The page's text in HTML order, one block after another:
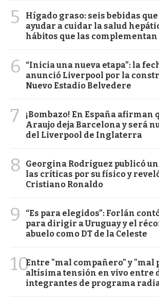
5
Hígado graso: seis bebidas
ayudar a cuidar la salud
hábitos que las complementan
6
“Inicia una nueva etapa”: la
anunció Liverpool por la
Nuevo Estadio Belvedere
7
¡Bombazo! En España afirman
Araujo deja Barcelona y será
del Liverpool de Inglaterra
8
Georgina Rodríguez publicó
las críticas por su físico y
Cristiano Ronaldo
9
“Es para elegidos”: Forlán
para dirigir a Uruguay y el
abuelo como DT de la Celeste
10Entre "mal compañero" y "mal
altísima tensión en vivo entre
integrantes de programa